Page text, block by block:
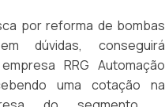
por reforma de bombas
dúvidas, conseguirá
RRG Automação
uma cotação na